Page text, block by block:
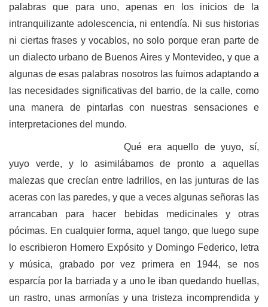
palabras que para uno, apenas en los inicios de la
intranquilizante adolescencia, ni entendía. Ni sus historias
ni ciertas frases y vocablos, no solo porque eran parte de
un dialecto urbano de Buenos Aires y Montevideo, y que a
algunas de esas palabras nosotros las fuimos adaptando a
las necesidades significativas del barrio, de la calle, como
una manera de pintarlas con nuestras sensaciones e
interpretaciones del mundo.
Qué era aquello de yuyo, sí,
yuyo verde, y lo asimilábamos de pronto a aquellas
malezas que crecían entre ladrillos, en las junturas de las
aceras con las paredes, y que a veces algunas señoras las
arrancaban para hacer bebidas medicinales y otras
pócimas. En cualquier forma, aquel tango, que luego supe
lo escribieron Homero Expósito y Domingo Federico, letra
y música, grabado por vez primera en 1944, se nos
esparcía por la barriada y a uno le iban quedando huellas,
un rastro, unas armonías y una tristeza incomprendida y